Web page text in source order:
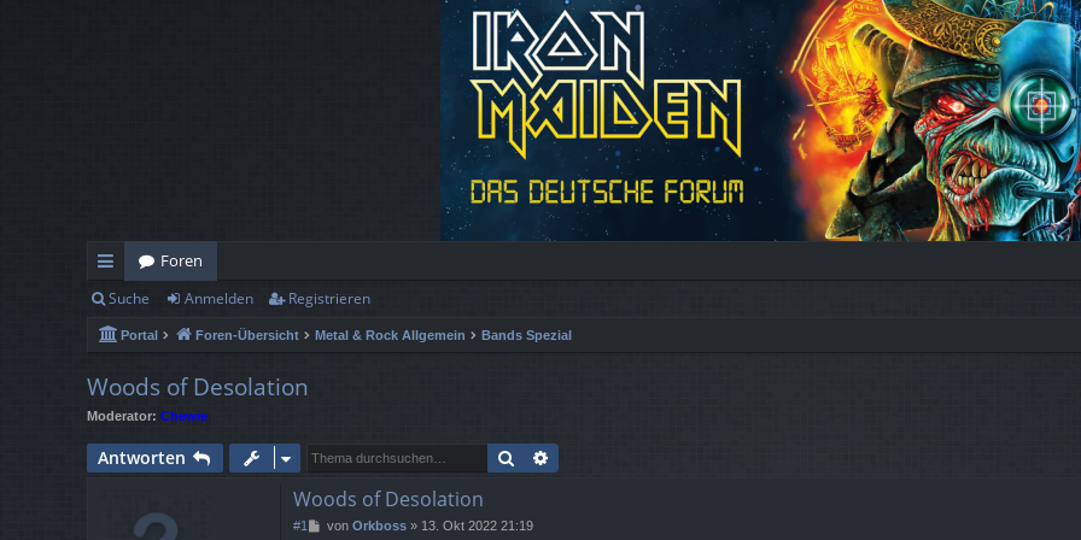
ch
ne
llz
ug
rif
Foren
Suche Anmelden Registrieren
Portal Foren-Übersicht Metal & Rock Allgemein Bands Spezial
Woods of Desolation
Moderator: Chewie
Antworten Suche
Woods of Desolation
#1
Bvon Orkboss» 13. Okt 2022 21:19